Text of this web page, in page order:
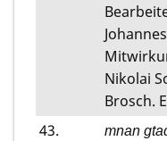
Nikolai
Brosch.
43.
mnan